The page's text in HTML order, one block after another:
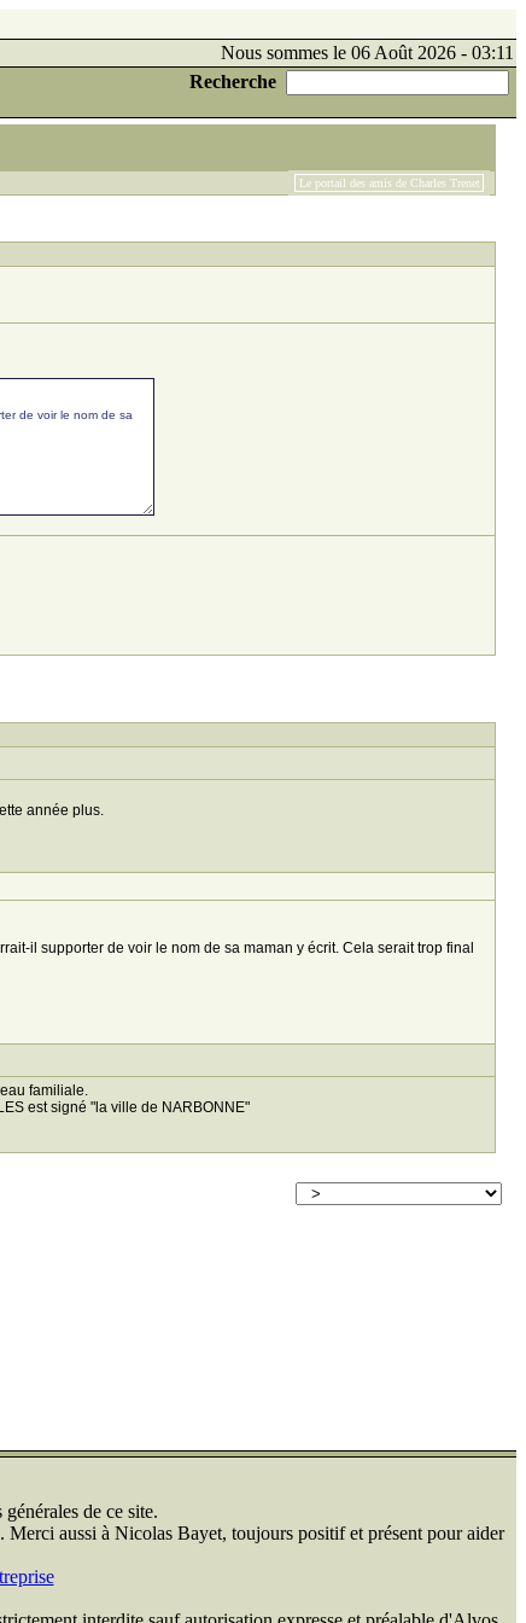
Nous sommes le 06 Août 2026 - 03:11
Recherche
Le portail des amis de Charles Trenet
année plus.
il supporter de voir le nom de sa maman y écrit. Cela serait trop final
familiale.
est signé "la ville de NARBONNE"
de ce site.
aussi à Nicolas Bayet, toujours positif et présent pour aider